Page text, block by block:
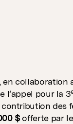
en
l’appel pour la 3
des
$offerte par